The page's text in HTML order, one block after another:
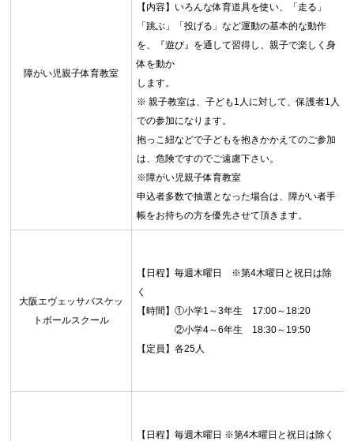
障がい児親子体育教室
【内容】いろんな体育道具を使い、「走る」
「跳ぶ」「投げる」など運動の基本的な動作
を、『遊び』を通して習得し、親子で楽しく身
体を動か
します。
※ 親子教室は、子ども1人に対して、保護者1人
での参加になります。
抱っこ紐などで子どもを抱きかかえてのご参加
は、危険ですのでご遠慮下さい。
※障がい児親子体育教室
申込者多数で抽選となった場合は、障がい者手
帳をお持ちの方を優先させて頂きます。
大阪エヴェッサバスケッ
トボールスクール
【日程】毎週木曜日 ※第4木曜日と祝日は除
く
【時間】①小学1～3年生 17:00～18:20
②小学4～6年生 18:30～19:50
【定員】各25人
【日程】毎週木曜日 ※第4木曜日と祝日は除く